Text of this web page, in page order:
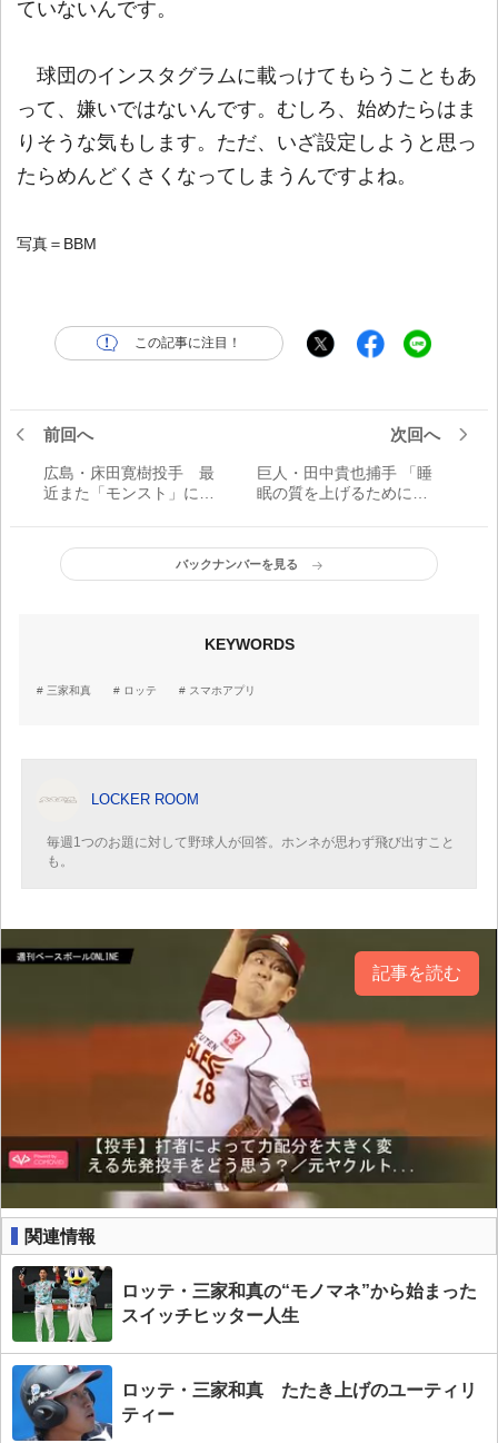
ていないんです。
球団のインスタグラムに載っけてもらうこともあ
って、嫌いではないんです。むしろ、始めたらはま
りそうな気もします。ただ、いざ設定しようと思っ
たらめんどくさくなってしまうんですよね。
写真＝BBM
この記事に注目！
前回へ
広島・床田寛樹投手 最
近また「モンスト」にハ
プリ
次回へ
巨人・田中貴也捕手 「睡
眠の質を上げるためにも
す」／スマホアプリ
バックナンバーを見る
KEYWORDS
三家和真 ロッテ スマホアプリ
LOCKER ROOM
毎週1つのお題に対して野球人が回答。ホンネが思わず飛び出すこと
も。
記事を読む
関連情報
ロッテ・三家和真の“モノマネ”から始まった
スイッチヒッター人生
ロッテ・三家和真 たたき上げのユーティリ
ティー